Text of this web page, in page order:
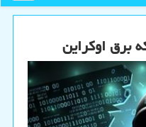
برق اوکراین